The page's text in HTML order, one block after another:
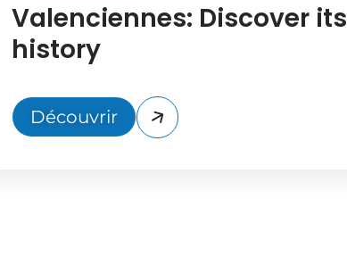
Valenciennes: Discover its
history
Découvrir